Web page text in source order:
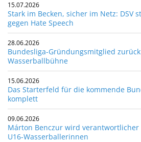
15.07.2026
Stark im Becken, sicher im Netz: DSV
gegen Hate Speech
28.06.2026
Bundesliga-Gründungsmitglied
Wasserballbühne
15.06.2026
Das Starterfeld für die kommende
komplett
09.06.2026
Márton Benczur wird
U16-Wasserballerinnen